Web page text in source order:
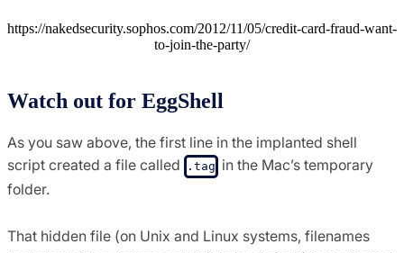
https://nakedsecurity.sophos.com/2012/11/05/credit-card-fraud-want-
to-join-the-party/
Watch out for EggShell
As you saw above, the first line in the implanted shell
script created a file called
.tag in the Mac’s temporary
folder.
That hidden file (on Unix and Linux systems, filenames